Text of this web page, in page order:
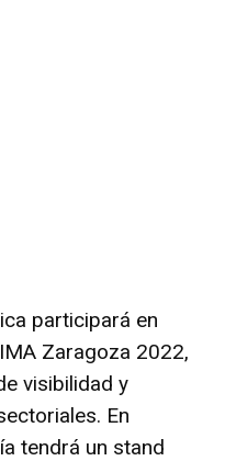
participará en
Zaragoza 2022,
visibilidad y
En
tendrá un stand